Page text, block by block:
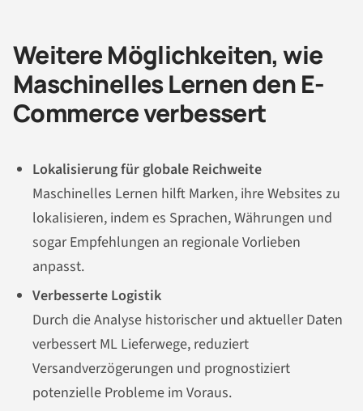
Weitere Möglichkeiten, wie
Maschinelles Lernen den E-
Commerce verbessert
Lokalisierung für globale Reichweite
Maschinelles Lernen hilft Marken, ihre Websites zu
lokalisieren, indem es Sprachen, Währungen und
sogar Empfehlungen an regionale Vorlieben
anpasst.
Verbesserte Logistik
Durch die Analyse historischer und aktueller Daten
verbessert ML Lieferwege, reduziert
Versandverzögerungen und prognostiziert
potenzielle Probleme im Voraus.